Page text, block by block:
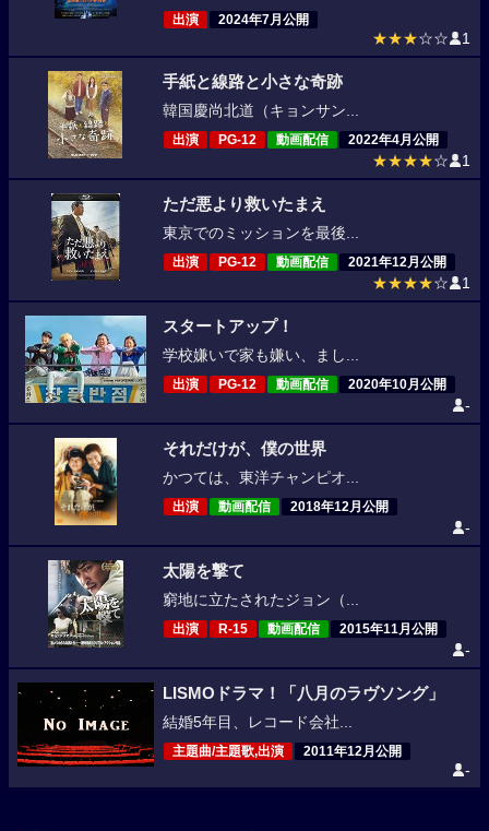
出演 2024年7月公開
★★★☆☆ 1
手紙と線路と小さな奇跡
韓国慶尚北道（キョンサン...
出演 PG-12 動画配信 2022年4月公開
★★★★☆ 1
ただ悪より救いたまえ
東京でのミッションを最後...
出演 PG-12 動画配信 2021年12月公開
★★★★☆ 1
スタートアップ！
学校嫌いで家も嫌い、まし...
出演 PG-12 動画配信 2020年10月公開
-
それだけが、僕の世界
かつては、東洋チャンピオ...
出演 動画配信 2018年12月公開
-
太陽を撃て
窮地に立たされたジョン（...
出演 R-15 動画配信 2015年11月公開
-
LISMOドラマ！「八月のラヴソング」
結婚5年目、レコード会社...
主題曲/主題歌,出演 2011年12月公開
-